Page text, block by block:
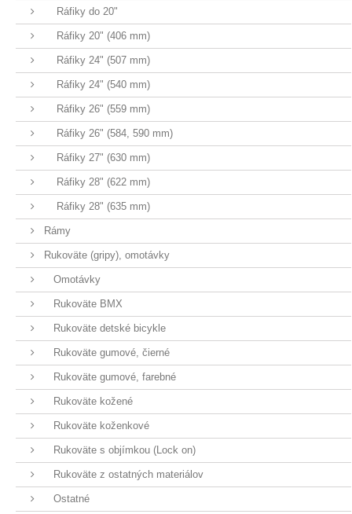
Ráfiky do 20"
Ráfiky 20" (406 mm)
Ráfiky 24" (507 mm)
Ráfiky 24" (540 mm)
Ráfiky 26" (559 mm)
Ráfiky 26" (584, 590 mm)
Ráfiky 27" (630 mm)
Ráfiky 28" (622 mm)
Ráfiky 28" (635 mm)
Rámy
Rukoväte (gripy), omotávky
Omotávky
Rukoväte BMX
Rukoväte detské bicykle
Rukoväte gumové, čierné
Rukoväte gumové, farebné
Rukoväte kožené
Rukoväte koženkové
Rukoväte s objímkou (Lock on)
Rukoväte z ostatných materiálov
Ostatné